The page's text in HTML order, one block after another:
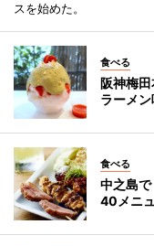
スを始めた。
食べる
阪神梅
ラーメ
食べる
中之島
40メニ